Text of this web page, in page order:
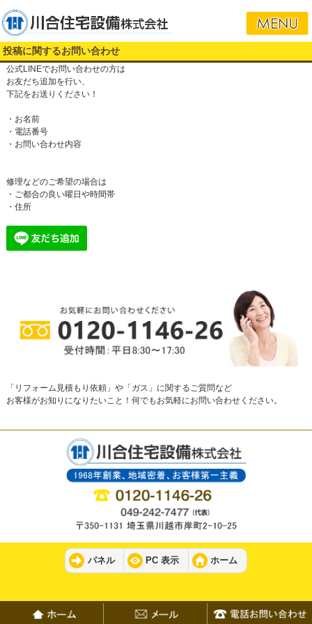
投稿に関するお問い合わせ
公式LINEでお問い合わせの方は
お友だち追加を行い、
下記をお送りください！
・お名前
・電話番号
・お問い合わせ内容
修理などのご希望の場合は
・ご都合の良い曜日や時間帯
・住所
「リフォーム見積もり依頼」や「ガス」に関するご質問など
お客様がお知りになりたいこと！何でもお気軽にお問い合わせください。
パネル PC 表示 ホーム